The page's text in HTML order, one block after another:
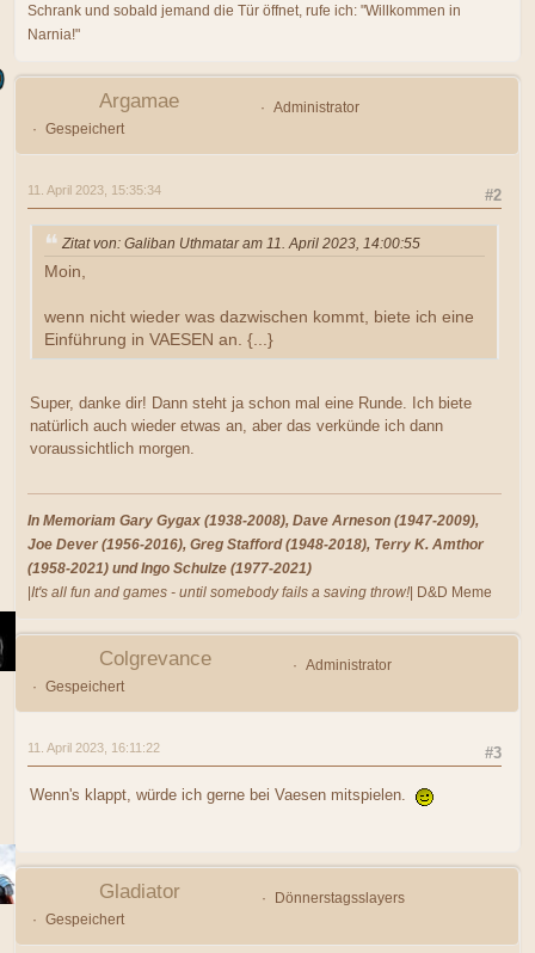
Schrank und sobald jemand die Tür öffnet, rufe ich: "Willkommen in
Narnia!"
Argamae
Administrator
Gespeichert
#2
11. April 2023, 15:35:34
Zitat von: Galiban Uthmatar am 11. April 2023, 14:00:55
Moin,
wenn nicht wieder was dazwischen kommt, biete ich eine
Einführung in VAESEN an. {...}
Super, danke dir! Dann steht ja schon mal eine Runde. Ich biete
natürlich auch wieder etwas an, aber das verkünde ich dann
voraussichtlich morgen.
In Memoriam Gary Gygax (1938-2008), Dave Arneson (1947-2009),
Joe Dever (1956-2016), Greg Stafford (1948-2018), Terry K. Amthor
(1958-2021) und Ingo Schulze (1977-2021)
It's all fun and games - until somebody fails a saving throw! | D&D Meme
Colgrevance
Administrator
Gespeichert
#3
11. April 2023, 16:11:22
Wenn's klappt, würde ich gerne bei Vaesen mitspielen.
Gladiator
Dönnerstagsslayers
Gespeichert